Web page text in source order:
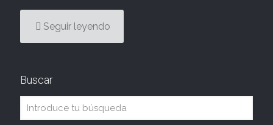
Seguir leyendo
Buscar